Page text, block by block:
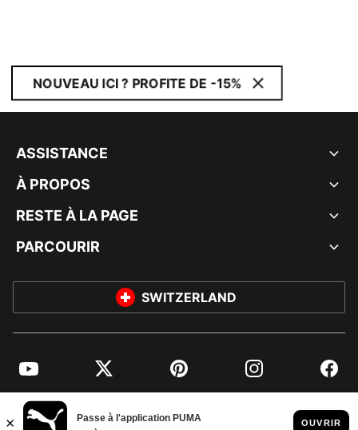
NOUVEAU ICI ? PROFITE DE -15%
ASSISTANCE
À PROPOS
RESTE À LA PAGE
PARCOURIR
SWITZERLAND
YouTube Twitter Pinterest Instagram
© PUMA EUROPE GMBH, 2026. TOUS DROITS RÉSERVÉS
MENTIONS ET DONNÉES LÉGALES